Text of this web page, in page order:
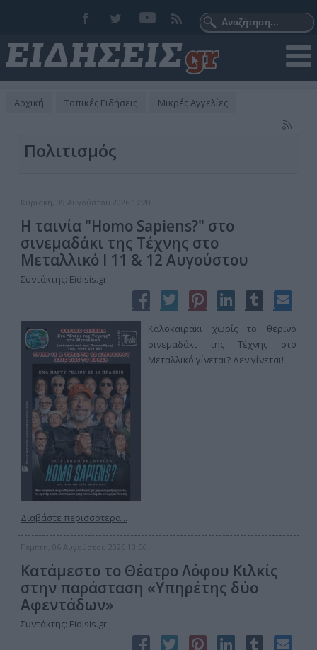
Αρχική Τοπικές Ειδήσεις Μικρές Αγγελίες
Πολιτισμός
Κυριακή, 09 Αυγούστου 2026 17:20
Η ταινία "Homo Sapiens?" στο
σινεμαδάκι της Τέχνης στο
Μεταλλικό Ι 11 & 12 Αυγούστου
Συντάκτης: Eidisis.gr
Καλοκαιράκι χωρίς το θερινό
σινεμαδάκι της Τέχνης στο
Μεταλλικό γίνεται? Δεν γίνεται!
Διαβάστε περισσότερα...
Πέμπτη, 06 Αυγούστου 2026 13:56
Κατάμεστο το Θέατρο Λόφου Κιλκίς
στην παράσταση «Υπηρέτης δύο
Αφεντάδων»
Συντάκτης: Eidisis.gr